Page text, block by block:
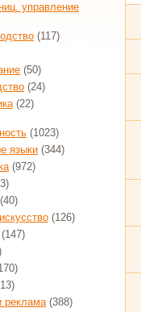
управление
(117)
(50)
(24)
(22)
(1023)
языки (344)
(972)
(40)
(126)
реклама(388)